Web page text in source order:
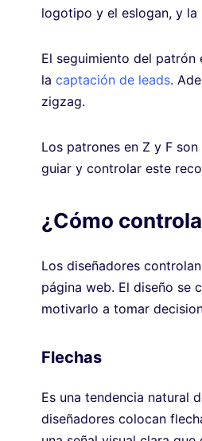
logotipo y el eslogan, y
El seguimiento del patrón
la captación de leads.
zigzag.
Los patrones en Z y F
guiar y controlar este
¿Cómo
Los diseñadores
página web. El diseño se
motivarlo a tomar
Flechas
Es una tendencia natural
diseñadores colocan